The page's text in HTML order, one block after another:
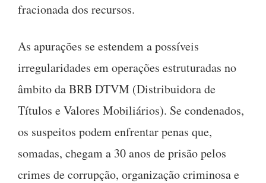
fracionada dos recursos.
As apurações se estendem a possíveis
irregularidades em operações estruturadas no
âmbito da BRB DTVM (Distribuidora de
Títulos e Valores Mobiliários). Se condenados,
os suspeitos podem enfrentar penas que,
somadas, chegam a 30 anos de prisão pelos
crimes de corrupção, organização criminosa e